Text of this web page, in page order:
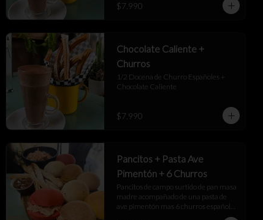
$7.990
Chocolate Caliente +
Churros
1/2 Docena de Churro Españoles +
Chocolate Caliente
$7.990
Pancitos + Pasta Ave
Pimentón + 6 Churros
Pancitos de campo surtido de pan masa
madre acompañado de una pasta de
ave pimentón mas 6 churros españoles